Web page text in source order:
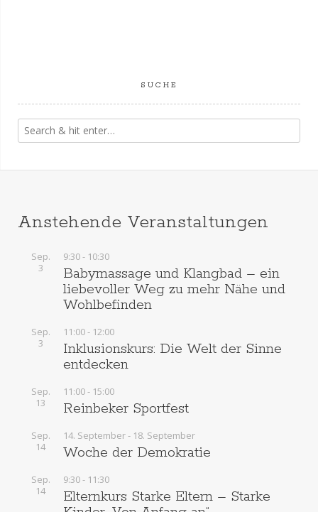
SUCHE
Anstehende Veranstaltungen
Sep.
3
9:30- 10:30
Babymassage und Klangbad – ein
liebevoller Weg zu mehr Nähe und
Wohlbefinden
Sep.
3
11:00- 12:00
Inklusionskurs: Die Welt der Sinne
entdecken
Sep.
13
11:00- 15:00
Reinbeker Sportfest
Sep.
14
14. September- 18. September
Woche der Demokratie
Sep.
14
9:30- 11:30
Elternkurs Starke Eltern – Starke